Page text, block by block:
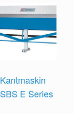
Kantmaskin
SBS E Series